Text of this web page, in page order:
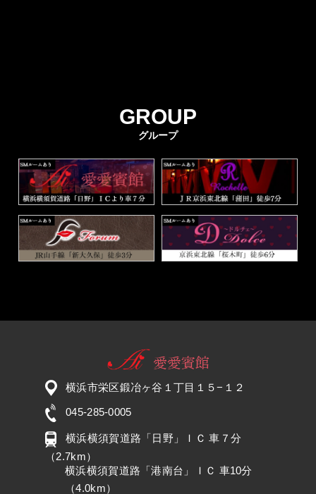
GROUP
グループ
横浜市栄区鍛冶ヶ谷１丁目１５−１２
045-285-0005
横浜横須賀道路「日野」ＩＣ 車７分
（2.7km）
横浜横須賀道路「港南台」ＩＣ 車10分
（4.0km）